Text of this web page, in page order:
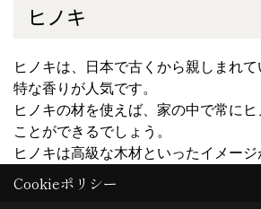
ヒノキ
ヒノキは、日本で古くから親しまれ
特な香りが人気です。
ヒノキの材を使えば、家の中で常に
ことができるでしょう。
ヒノキは高級な木材といったイメー
ではほかの無垢材と比べて価格変動が
Cookieポリシー